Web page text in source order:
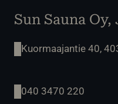
Sun Sauna
Kuormaajantie 40,
040 3470 220